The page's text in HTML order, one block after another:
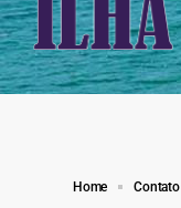
Home Contato